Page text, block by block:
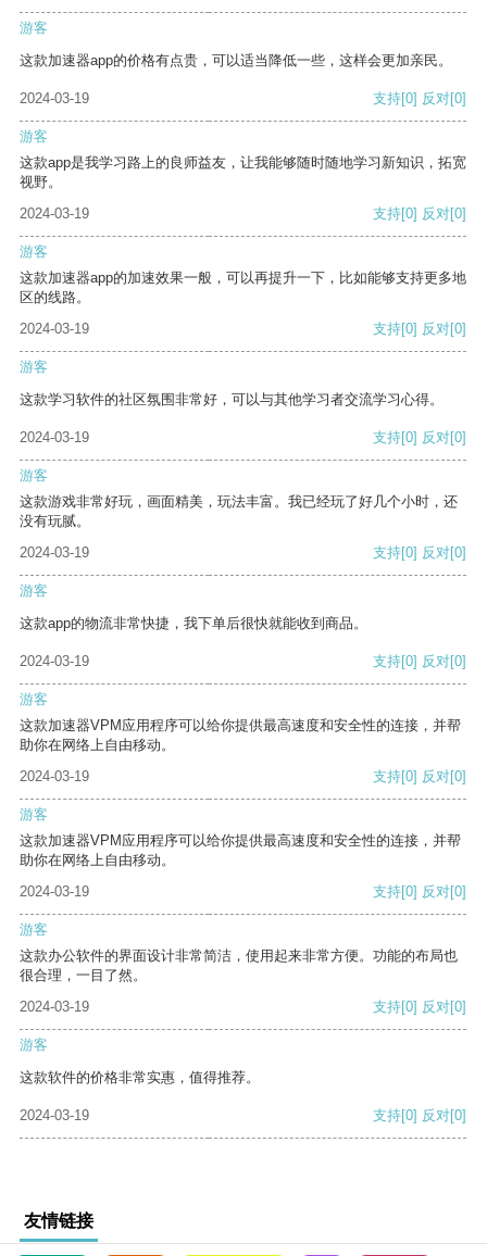
游客
这款加速器app的价格有点贵，可以适当降低一些，这样会更加亲民。
2024-03-19 支持[0] 反对[0]
游客
这款app是我学习路上的良师益友，让我能够随时随地学习新知识，拓宽
视野。
2024-03-19
支持[0] 反对[0]
游客
这款加速器app的加速效果一般，可以再提升一下，比如能够支持更多地
区的线路。
2024-03-19
支持[0] 反对[0]
游客
这款学习软件的社区氛围非常好，可以与其他学习者交流学习心得。
2024-03-19 支持[0] 反对[0]
游客
这款游戏非常好玩，画面精美，玩法丰富。我已经玩了好几个小时，还
没有玩腻。
2024-03-19
支持[0] 反对[0]
游客
这款app的物流非常快捷，我下单后很快就能收到商品。
2024-03-19 支持[0] 反对[0]
游客
这款加速器VPM应用程序可以给你提供最高速度和安全性的连接，并帮
助你在网络上自由移动。
2024-03-19
支持[0] 反对[0]
游客
这款加速器VPM应用程序可以给你提供最高速度和安全性的连接，并帮
助你在网络上自由移动。
2024-03-19
支持[0] 反对[0]
游客
这款办公软件的界面设计非常简洁，使用起来非常方便。功能的布局也
很合理，一目了然。
2024-03-19
支持[0] 反对[0]
游客
这款软件的价格非常实惠，值得推荐。
2024-03-19 支持[0] 反对[0]
友情链接